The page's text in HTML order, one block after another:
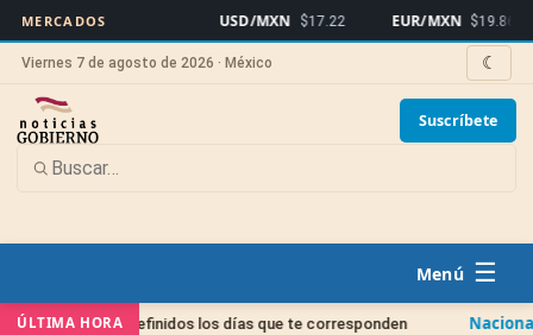
MERCADOS USD/MXN $17.22 EUR/MXN $19.86
Viernes 7 de agosto de 2026 · México ☾
Suscríbete
☰
ÚLTIMA HORA
definidos los días que te corresponden Nacional